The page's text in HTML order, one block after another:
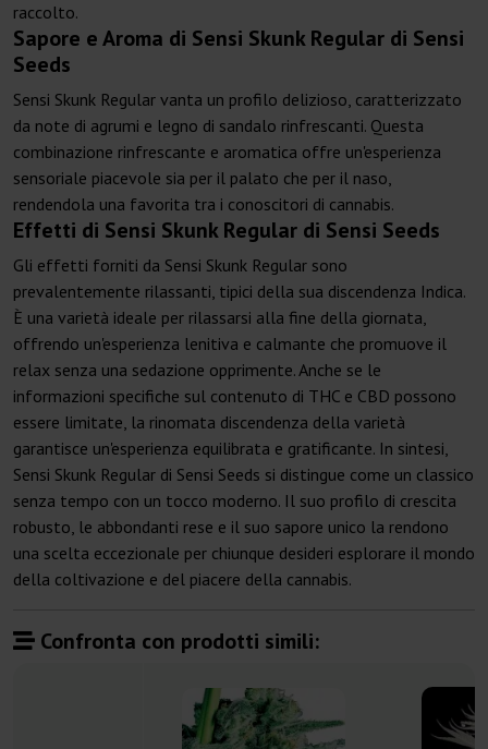
raccolto.
Sapore e Aroma di Sensi Skunk Regular di Sensi
Seeds
Sensi Skunk Regular vanta un profilo delizioso, caratterizzato
da note di agrumi e legno di sandalo rinfrescanti. Questa
combinazione rinfrescante e aromatica offre un'esperienza
sensoriale piacevole sia per il palato che per il naso,
rendendola una favorita tra i conoscitori di cannabis.
Effetti di Sensi Skunk Regular di Sensi Seeds
Gli effetti forniti da Sensi Skunk Regular sono
prevalentemente rilassanti, tipici della sua discendenza Indica.
È una varietà ideale per rilassarsi alla fine della giornata,
offrendo un'esperienza lenitiva e calmante che promuove il
relax senza una sedazione opprimente. Anche se le
informazioni specifiche sul contenuto di THC e CBD possono
essere limitate, la rinomata discendenza della varietà
garantisce un'esperienza equilibrata e gratificante. In sintesi,
Sensi Skunk Regular di Sensi Seeds si distingue come un classico
senza tempo con un tocco moderno. Il suo profilo di crescita
robusto, le abbondanti rese e il suo sapore unico la rendono
una scelta eccezionale per chiunque desideri esplorare il mondo
della coltivazione e del piacere della cannabis.
Confronta con prodotti simili: